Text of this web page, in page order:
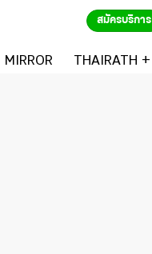
สมัครบริการ
MIRROR THAIRATH +